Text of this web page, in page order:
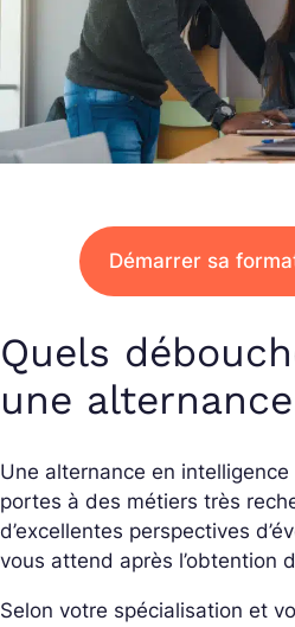
Démarrer sa
Quels
une
Une alternance en
portes à des métiers très
d’excellentes perspectives
vous attend après l’obtention
Selon votre spécialisation et